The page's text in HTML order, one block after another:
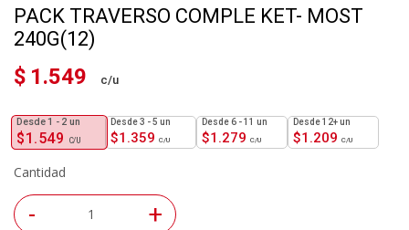
PACK TRAVERSO COMPLE KET- MOST
240G(12)
$ 1.549
$1.549
1 - 2 un
$1.359
3 - 5 un
$1.279
6 - 11 un
$1.209
12+ un
Cantidad
- +